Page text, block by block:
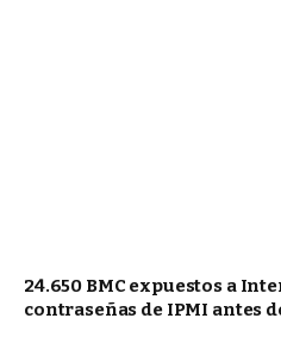
24.650 BMC expuestos a
contraseñas de IPMI antes